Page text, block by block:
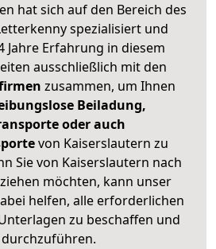
hat sich auf den Bereich des
spezialisiert und
Jahre Erfahrung in diesem
ausschließlich mit den
zusammen, um Ihnen
Beiladung,
oder auch
von Kaiserslautern zu
Sie von Kaiserslautern nach
möchten, kann unser
helfen, alle erforderlichen
zu beschaffen und